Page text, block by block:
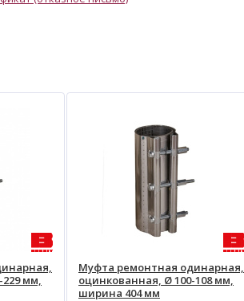
мм,
Муфта ремонтная одинарная,
оцинкованная, Ø 100-108 мм,
ширина 404 мм